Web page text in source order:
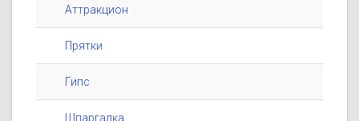
Аттракцион
Прятки
Гипс
Шпаргалка